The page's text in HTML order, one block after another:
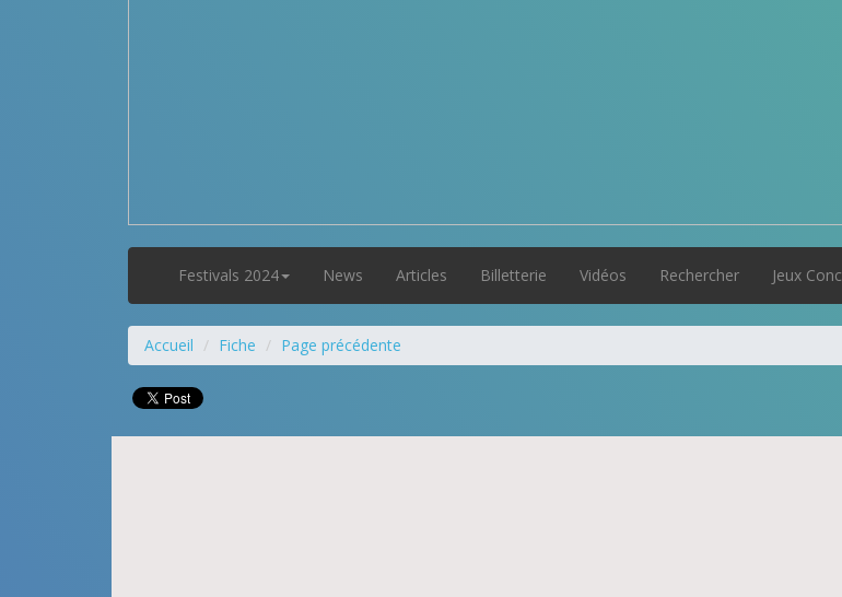
Festivals 2024 News Articles Billetterie Vidéos Rechercher Jeux
Accueil Fiche Page précédente